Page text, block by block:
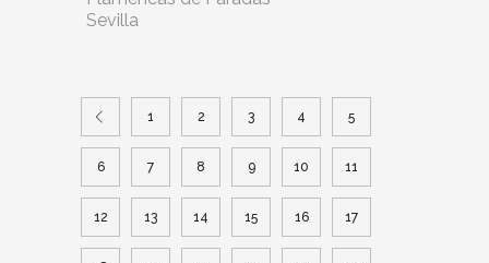
Sevilla
1 2 3 4 5
6 7 8 9 10 11
12 13 14 15 16 17